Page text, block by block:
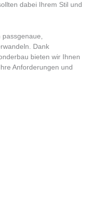
dabei Ihrem Stil und
Dank
bieten wir Ihnen
Anforderungen und